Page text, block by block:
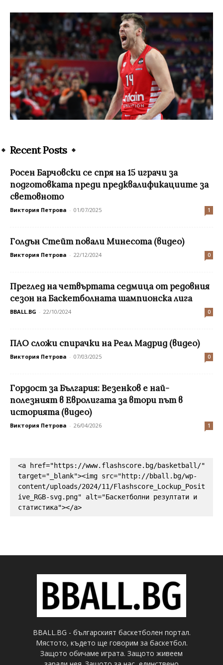
Recent Posts
Росен Барчовски се спря на 15 играчи за
подготовката преди предквалификациите за
световното
Виктория Петрова - 01/07/2025 1
Голдън Стейт повали Минесота (видео)
Виктория Петрова - 22/12/2024 0
Преглед на четвъртата седмица от редовния
сезон на Баскетболната шампионска лига
BBALL.BG - 22/10/2024 0
ПАО сложи спирачки на Реал Мадрид (видео)
Виктория Петрова - 07/03/2025 0
Гордост за България: Везенков е най-
полезният в Евролигата за втори път в
историята (видео)
Виктория Петрова - 26/04/2026 1
<a href="https://www.flashscore.bg/basketball/"
target="_blank"><img src="http://bball.bg/wp-
content/uploads/2024/11/Flashscore_Lockup_Posit
ive_RGB-svg.png" alt="Баскетболни резултати и
статистика"></a>
BBALL.BG - българският баскетболен портал.
Мястото, където ще говорим за баскетбол.
Защото обичаме играта. Защото живеем